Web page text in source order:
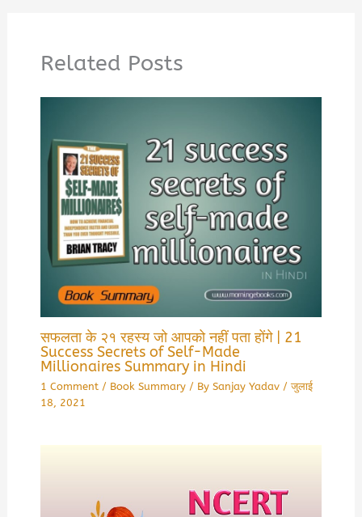
Related Posts
सफलता के २१ रहस्य जो आपको नहीं पता होंगे | 21
Success Secrets of Self-Made
Millionaires Summary in Hindi
1 Comment / Book Summary/ By Sanjay Yadav /जुलाई
18, 2021